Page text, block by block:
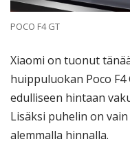
POCO F4 GT
Xiaomi on tuonut
huippuluokan Poco
edulliseen hintaan
Lisäksi puhelin on
alemmalla hinnalla.